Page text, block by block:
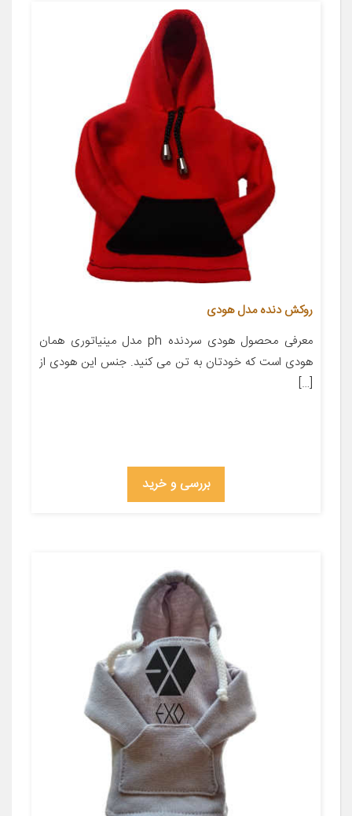
روکش دنده مدل هودی
معرفی محصول هودی سردنده ph مدل مینیاتوری همان
هودی است که خودتان به تن می کنید. جنس این هودی از
[…]
بررسی و خرید